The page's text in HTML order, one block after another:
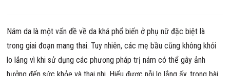
Nám da là một vấn đề về da khá phổ biến ở phụ nữ đặc biệt là
trong giai đoạn mang thai. Tuy nhiên, các mẹ bầu cũng không khỏi
lo lắng vì khi sử dụng các phương pháp trị nám có thể gây ảnh